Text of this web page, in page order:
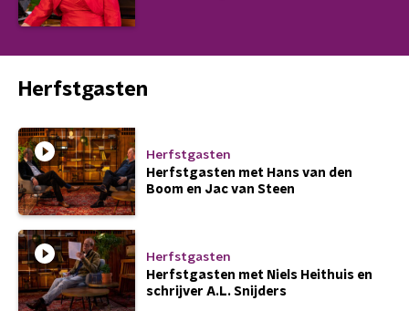
Herfstgasten
Herfstgasten
Herfstgasten met Hans van den
Boom en Jac van Steen
Herfstgasten
Herfstgasten met Niels Heithuis en
schrijver A.L. Snijders